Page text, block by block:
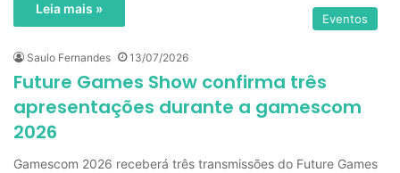
Leia mais »
Eventos
Saulo Fernandes 13/07/2026
Future Games Show confirma três
apresentações durante a gamescom
2026
Gamescom 2026 receberá três transmissões do Future Games